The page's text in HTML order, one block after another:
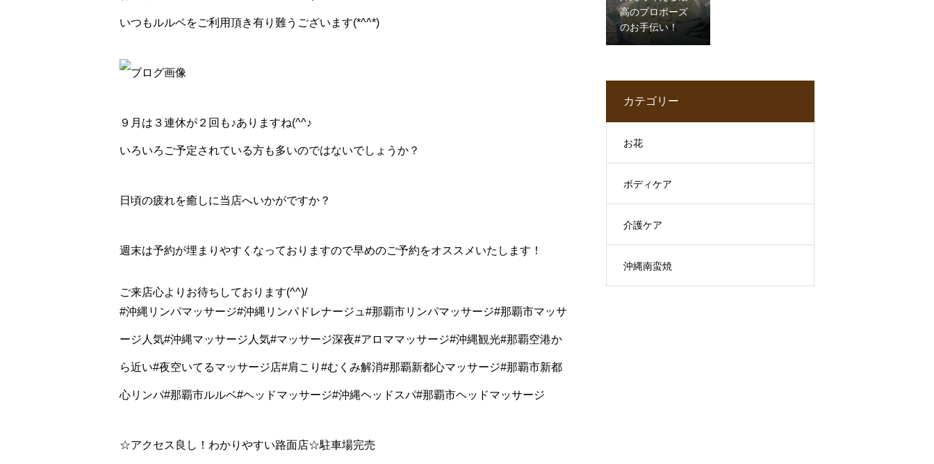
いつもルルベをご利用頂き有り難うございます(*^^*)
９月は３連休が２回も♪ありますね(^^♪
いろいろご予定されている方も多いのではないでしょうか？
日頃の疲れを癒しに当店へいかがですか？
週末は予約が埋まりやすくなっておりますので早めのご予約をオススメいたします！
ご来店心よりお待ちしております(^^)/
#沖縄リンパマッサージ#沖縄リンパドレナージュ#那覇市リンパマッサージ#那覇市マッサ
ージ人気#沖縄マッサージ人気#マッサージ深夜#アロママッサージ#沖縄観光#那覇空港か
ら近い#夜空いてるマッサージ店#肩こり#むくみ解消#那覇新都心マッサージ#那覇市新都
心リンパ#那覇市ルルベ#ヘッドマッサージ#沖縄ヘッドスパ#那覇市ヘッドマッサージ
☆アクセス良し！わかりやすい路面店☆駐車場完売
高のプロポーズ
のお手伝い！
カテゴリー
お花
ボディケア
介護ケア
沖縄南蛮焼